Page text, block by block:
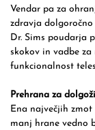
Vendar pa za
zdravja
Dr. Sims poudarja
skokov in vadbe
funkcionalnost
Prehrana za
Ena največjih
manj hrane vedno